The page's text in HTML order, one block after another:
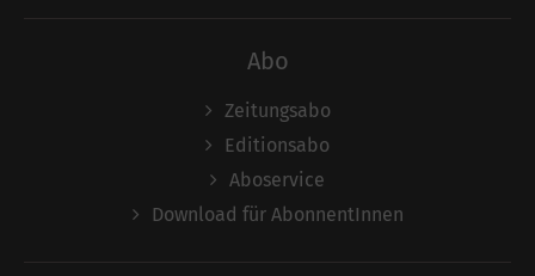
Abo
Zeitungsabo
Editionsabo
Aboservice
Download für AbonnentInnen